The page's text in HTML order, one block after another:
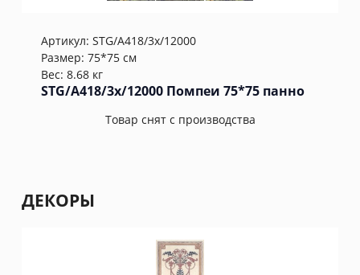
Артикул: STG/A418/3х/12000
Размер: 75*75 см
Вес: 8.68 кг
STG/A418/3х/12000 Помпеи 75*75 панно
Товар снят с производства
ДЕКОРЫ